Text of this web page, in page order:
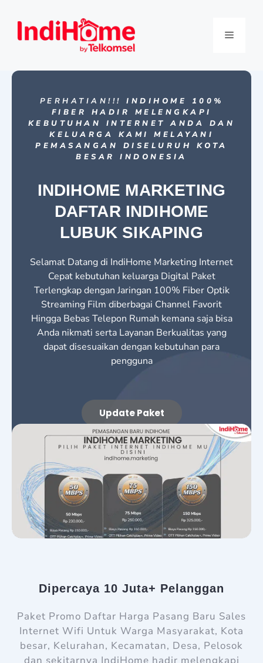
PERHATIAN!!!
INDIHOME 100%
FIBER HADIR MELENGKAPI
KEBUTUHAN INTERNET ANDA DAN
KELUARGA KAMI MELAYANI
PEMASANGAN DISELURUH KOTA
BESAR INDONESIA
INDIHOME MARKETING
DAFTAR INDIHOME
LUBUK SIKAPING
Selamat Datang di IndiHome Marketing Internet
Cepat kebutuhan keluarga Digital Paket
Terlengkap dengan Jaringan 100% Fiber Optik
Streaming Film diberbagai Channel Favorit
Hingga Bebas Telepon Rumah kemana saja bisa
Anda nikmati serta Layanan Berkualitas yang
dapat disesuaikan dengan kebutuhan para
pengguna
Update Paket
Dipercaya 10 Juta+ Pelanggan
Paket Promo Daftar Harga Pasang Baru Sales
Internet Wifi Untuk Warga Masyarakat, Kota
besar, Kelurahan, Kecamatan, Desa, Pelosok